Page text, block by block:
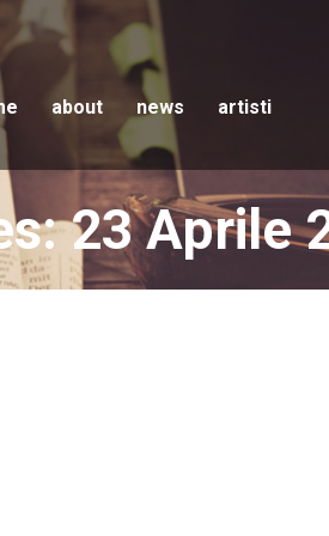
about news artisti
23 Aprile